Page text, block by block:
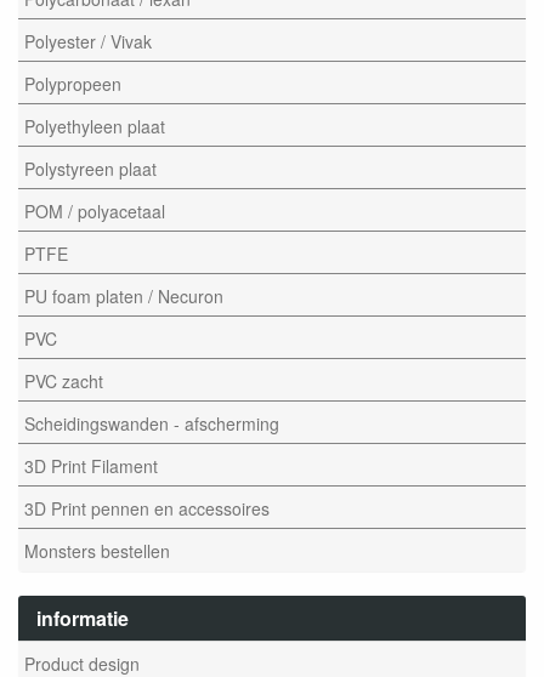
Polyester / Vivak
Polypropeen
Polyethyleen plaat
Polystyreen plaat
POM / polyacetaal
PTFE
PU foam platen / Necuron
PVC
PVC zacht
Scheidingswanden - afscherming
3D Print Filament
3D Print pennen en accessoires
Monsters bestellen
informatie
Product design